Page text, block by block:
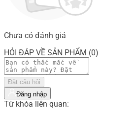
Chưa có đánh giá
HỎI ĐÁP VỀ SẢN PHẨM (0)
Đặt câu hỏi
Đăng nhập
Từ khóa liên quan: